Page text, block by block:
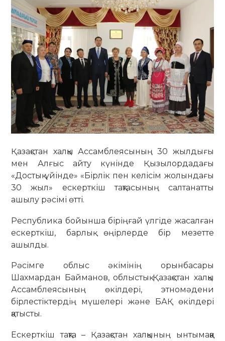
Қазақстан халқы Ассамблеясының 30 жылдығы
мен Алғыс айту күнінде Қызылордадағы
«Достық үйінде» «Бірлік пен келісім жолындағы
30 жыл» ескерткіш тақтасының салтанатты
ашылу рәсімі өтті.
Республика бойынша біріңғай үлгіде жасалған
ескерткіш, барлық өңірлерде бір мезетте
ашылды.
Рәсімге облыс әкімінің орынбасары
Шахмардан Байманов, облыстық Қазақстан халқы
Ассамблеясының өкілдері, этномәдени
бірлестіктердің мүшелері және БАҚ өкілдері
қатысты.
Ескерткіш тақта – Қазақстан халқының ынтымаққа